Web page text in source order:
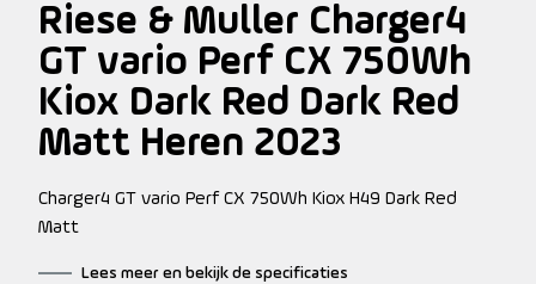
Riese & Muller Charger4
GT vario Perf CX 750Wh
Kiox Dark Red Dark Red
Matt Heren 2023
Charger4 GT vario Perf CX 750Wh Kiox H49 Dark Red
Matt
Lees meer en bekijk de specificaties